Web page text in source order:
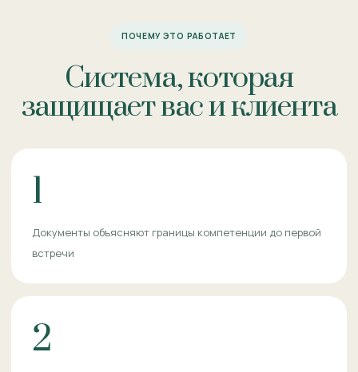
ПОЧЕМУ ЭТО РАБОТАЕТ
Система, которая
защищает вас и клиента
1
Документы объясняют границы компетенции до первой
встречи
2